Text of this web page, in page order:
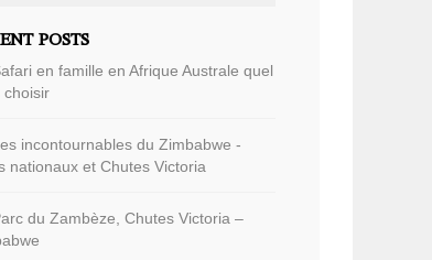
POSTS
en famille en Afrique Australe quel
choisir
incontournables du Zimbabwe -
nationaux et Chutes Victoria
du Zambèze, Chutes Victoria –